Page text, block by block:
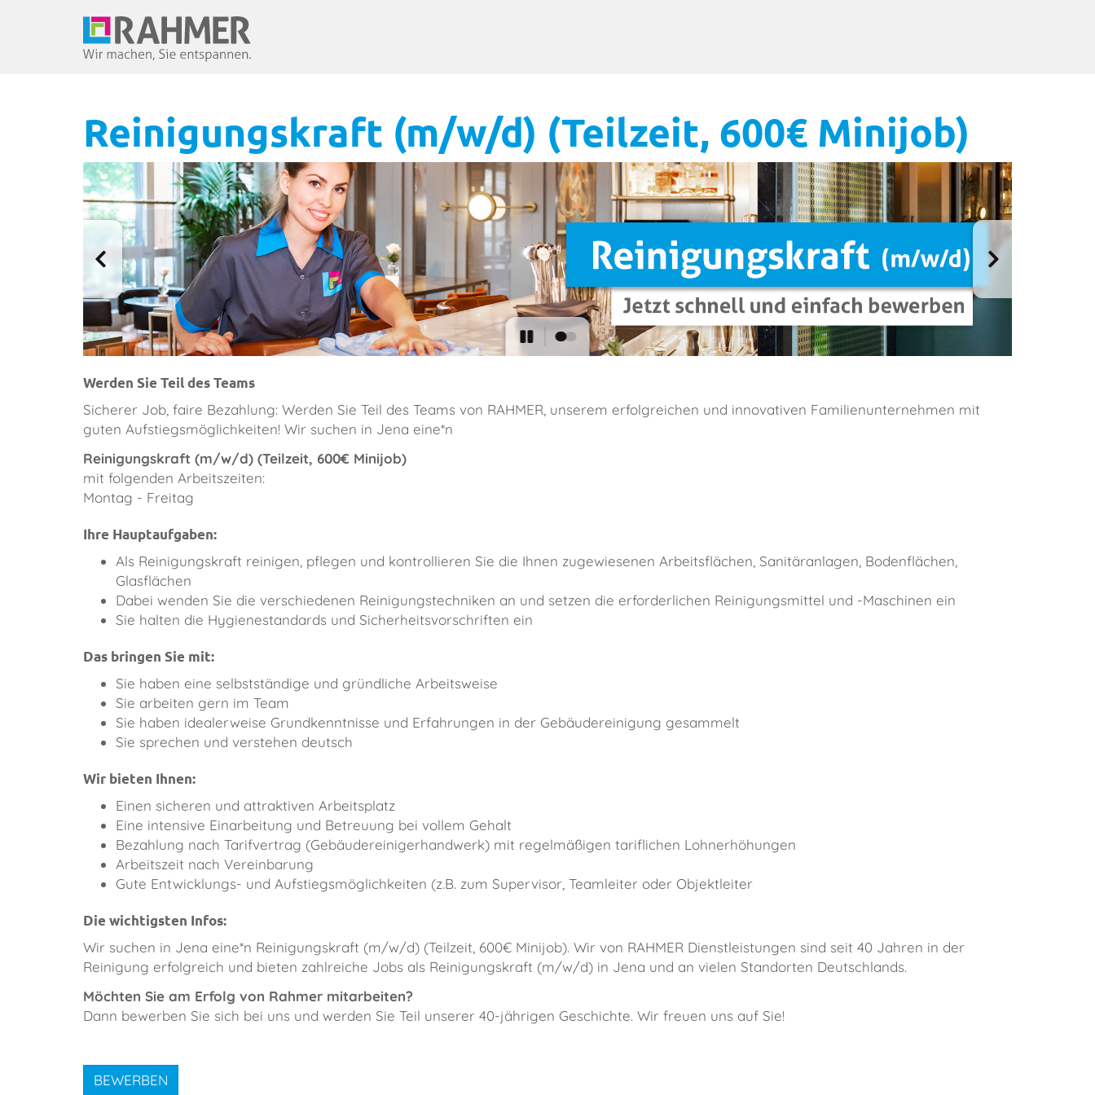
Reinigungskraft (m/w/d) (Teilzeit, 600€ Minijob)
Werden Sie Teil des Teams
Sicherer Job, faire Bezahlung: Werden Sie Teil des Teams von RAHMER, unserem erfolgreichen und innovativen Familienunternehmen mit
guten Aufstiegsmöglichkeiten! Wir suchen in Jena eine*n
Reinigungskraft (m/w/d) (Teilzeit, 600€ Minijob)
mit folgenden Arbeitszeiten:
Montag - Freitag
Ihre Hauptaufgaben:
Als Reinigungskraft reinigen, pflegen und kontrollieren Sie die Ihnen zugewiesenen Arbeitsflächen, Sanitäranlagen, Bodenflächen,
Glasflächen
Dabei wenden Sie die verschiedenen Reinigungstechniken an und setzen die erforderlichen Reinigungsmittel und -Maschinen ein
Sie halten die Hygienestandards und Sicherheitsvorschriften ein
Das bringen Sie mit:
Sie haben eine selbstständige und gründliche Arbeitsweise
Sie arbeiten gern im Team
Sie haben idealerweise Grundkenntnisse und Erfahrungen in der Gebäudereinigung gesammelt
Sie sprechen und verstehen deutsch
Wir bieten Ihnen:
Einen sicheren und attraktiven Arbeitsplatz
Eine intensive Einarbeitung und Betreuung bei vollem Gehalt
Bezahlung nach Tarifvertrag (Gebäudereinigerhandwerk) mit regelmäßigen tariflichen Lohnerhöhungen
Arbeitszeit nach Vereinbarung
Gute Entwicklungs- und Aufstiegsmöglichkeiten (z.B. zum Supervisor, Teamleiter oder Objektleiter
Die wichtigsten Infos:
​Wir suchen in Jena eine*n Reinigungskraft (m/w/d) (Teilzeit, 600€ Minijob). Wir von RAHMER Dienstleistungen sind seit 40 Jahren in der
Reinigung erfolgreich und bieten zahlreiche Jobs als Reinigungskraft (m/w/d) in Jena und an vielen Standorten Deutschlands.
Möchten Sie am Erfolg von Rahmer mitarbeiten?
Dann bewerben Sie sich bei uns und werden Sie Teil unserer 40-jährigen Geschichte. Wir freuen uns auf Sie!
BEWERBEN